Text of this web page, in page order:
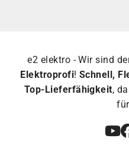
e2 elektro - Wir sind
Elektroprofi! Schnell,
Top-Lieferfähigkeit,